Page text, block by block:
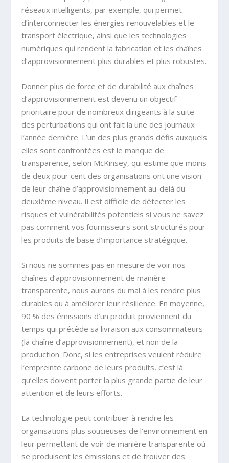
réseaux intelligents, par exemple, qui permet
d’interconnecter les énergies renouvelables et le
transport électrique, ainsi que les technologies
numériques qui rendent la fabrication et les chaînes
d’approvisionnement plus durables et plus robustes.
Donner plus de force et de durabilité aux chaînes
d’approvisionnement est devenu un objectif
prioritaire pour de nombreux dirigeants à la suite
des perturbations qui ont fait la une des journaux
l’année dernière. L’un des plus grands défis auxquels
elles sont confrontées est le manque de
transparence, selon McKinsey, qui estime que moins
de deux pour cent des organisations ont une vision
de leur chaîne d’approvisionnement au-delà du
deuxième niveau. Il est difficile de détecter les
risques et vulnérabilités potentiels si vous ne savez
pas comment vos fournisseurs sont structurés pour
les produits de base d’importance stratégique.
Si nous ne sommes pas en mesure de voir nos
chaînes d’approvisionnement de manière
transparente, nous aurons du mal à les rendre plus
durables ou à améliorer leur résilience. En moyenne,
90 % des émissions d’un produit proviennent du
temps qui précède sa livraison aux consommateurs
(la chaîne d’approvisionnement), et non de la
production. Donc, si les entreprises veulent réduire
l’empreinte carbone de leurs produits, c’est là
qu’elles doivent porter la plus grande partie de leur
attention et de leurs efforts.
La technologie peut contribuer à rendre les
organisations plus soucieuses de l’environnement en
leur permettant de voir de manière transparente où
se produisent les émissions et de trouver des